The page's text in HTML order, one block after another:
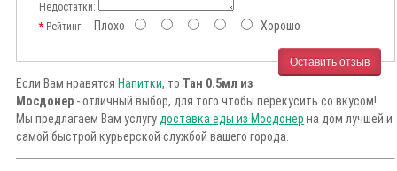
Недостатки:
РейтингПлохо Хорошо
Оставить отзыв
Если Вам нравятся Напитки, то Тан 0.5мл из
Мосдонер - отличный выбор, для того чтобы перекусить со вкусом!
Мы предлагаем Вам услугу доставка еды из Мосдонер на дом лучшей и
самой быстрой курьерской службой вашего города.